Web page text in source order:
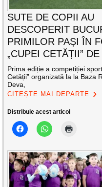
SUTE DE COPII AU
DESCOPERIT
PRIMILOR PAȘI ÎN
„CUPEI CETĂȚII”
Prima ediție a competiției
Cetății” organizată la la Baza
Deva,
CITEȘTE MAI DEPARTE
Distribuie acest articol